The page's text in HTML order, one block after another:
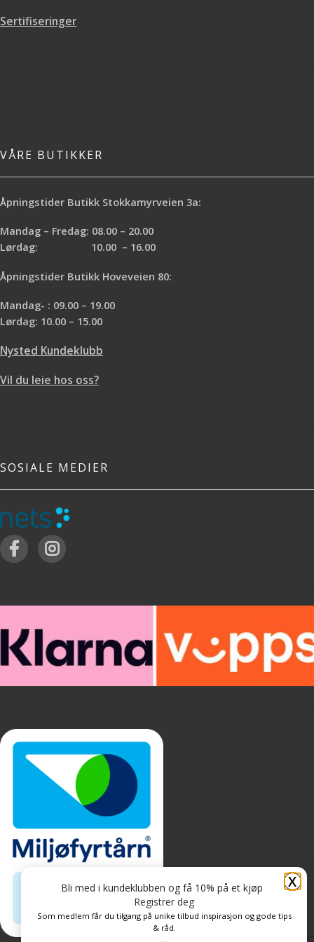
Sertifiseringer
VÅRE BUTIKKER
Åpningstider Butikk Stokkamyrveien 3a:
Mandag – Fredag: 08.00 – 20.00
Lørdag: 10.00 – 16.00
Åpningstider Butikk Hoveveien 80:
Mandag- : 09.00 – 19.00
Lørdag: 10.00 – 15.00
Nysted Kundeklubb
Vil du leie hos oss?
SOSIALE MEDIER
X
Bli med i kundeklubben og få 10% på et kjøp
Registrer deg
Som medlem får du tilgang på unike tilbud inspirasjon og gode tips
& råd.